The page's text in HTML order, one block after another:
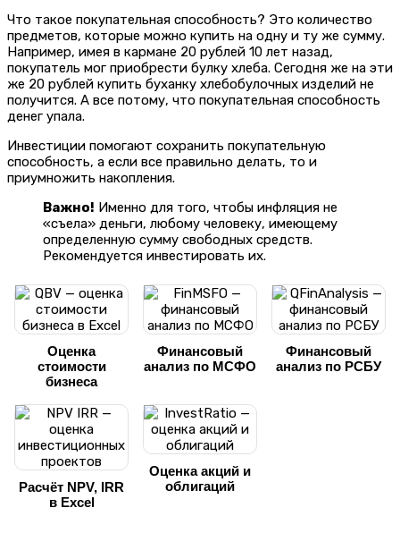
Что такое покупательная способность? Это количество
предметов, которые можно купить на одну и ту же сумму.
Например, имея в кармане 20 рублей 10 лет назад,
покупатель мог приобрести булку хлеба. Сегодня же на эти
же 20 рублей купить буханку хлебобулочных изделий не
получится. А все потому, что покупательная способность
денег упала.
Инвестиции помогают сохранить покупательную
способность, а если все правильно делать, то и
приумножить накопления.
Важно! Именно для того, чтобы инфляция не
«съела» деньги, любому человеку, имеющему
определенную сумму свободных средств.
Рекомендуется инвестировать их.
Оценка
стоимости
бизнеса
Финансовый
анализ по МСФО
Финансовый
анализ по РСБУ
Расчёт NPV, IRR
в Excel
Оценка акций и
облигаций